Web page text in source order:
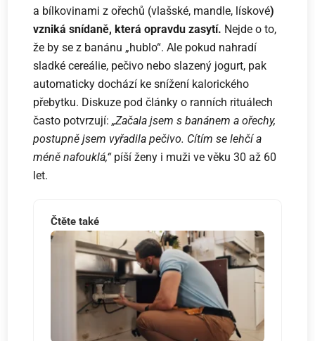
a bílkovinami z ořechů (vlašské, mandle, lískové)
vzniká snídaně, která opravdu zasytí. Nejde o to,
že by se z banánu „hublo“. Ale pokud nahradí
sladké cereálie, pečivo nebo slazený jogurt, pak
automaticky dochází ke snížení kalorického
přebytku. Diskuze pod články o ranních rituálech
často potvrzují:„Začala jsem s banánem a ořechy,
postupně jsem vyřadila pečivo. Cítím se lehčí a
méně nafouklá,“píší ženy i muži ve věku 30 až 60
let.
Čtěte také